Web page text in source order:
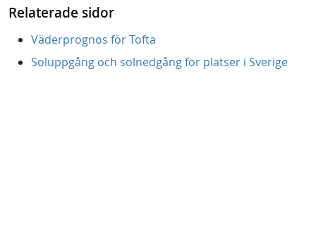
Relaterade sidor
Väderprognos för Tofta
Soluppgång och solnedgång för platser i Sverige